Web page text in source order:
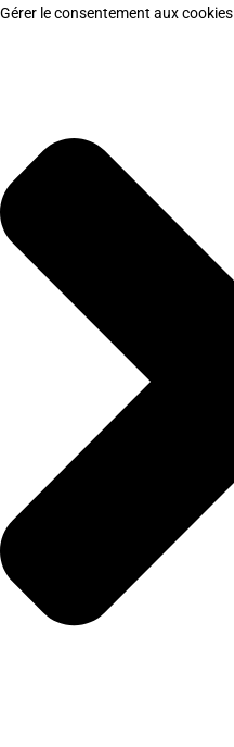
Gérer le consentement aux cookies